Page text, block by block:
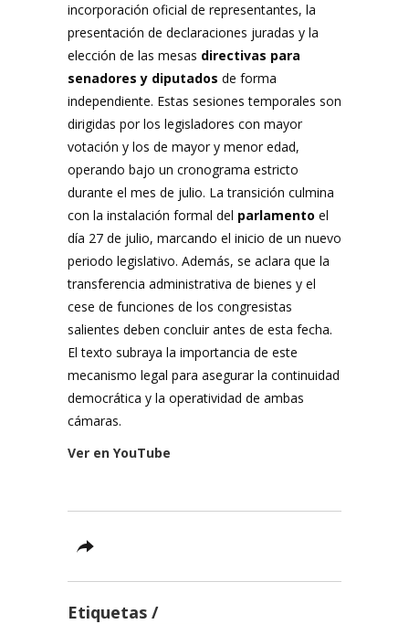
incorporación oficial de representantes, la
presentación de declaraciones juradas y la
elección de las mesas directivas para
senadores y diputados de forma
independiente. Estas sesiones temporales son
dirigidas por los legisladores con mayor
votación y los de mayor y menor edad,
operando bajo un cronograma estricto
durante el mes de julio. La transición culmina
con la instalación formal del parlamento el
día 27 de julio, marcando el inicio de un nuevo
periodo legislativo. Además, se aclara que la
transferencia administrativa de bienes y el
cese de funciones de los congresistas
salientes deben concluir antes de esta fecha.
El texto subraya la importancia de este
mecanismo legal para asegurar la continuidad
democrática y la operatividad de ambas
cámaras.
Ver en YouTube
Etiquetas